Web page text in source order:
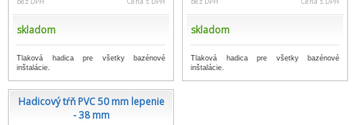
skladom
Tlaková hadica pre všetky bazénové
inštalácie.
skladom
Tlaková hadica pre všetky bazénové
inštalácie.
Hadicový tŕň PVC 50 mm lepenie
- 38 mm